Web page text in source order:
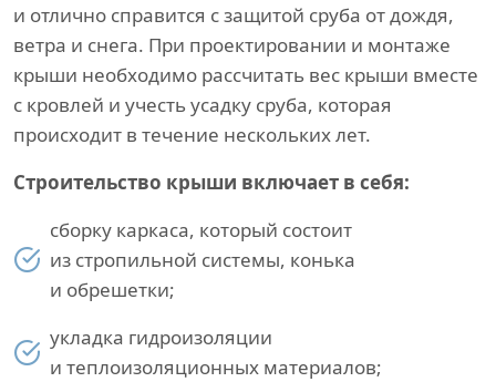
и отлично справится с защитой сруба от дождя,
ветра и снега. При проектировании и монтаже
крыши необходимо рассчитать вес крыши вместе
с кровлей и учесть усадку сруба, которая
происходит в течение нескольких лет.
Строительство крыши включает в себя:
сборку каркаса, который состоит
из стропильной системы, конька
и обрешетки;
укладка гидроизоляции
и теплоизоляционных материалов;